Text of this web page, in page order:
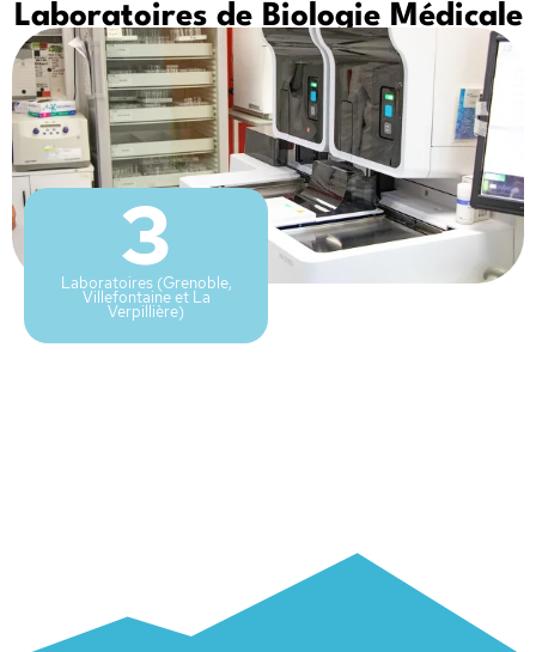
Laboratoires de Biologie Médicale
Laboratoires (Grenoble,
Villefontaine et La
Verpillière)
3